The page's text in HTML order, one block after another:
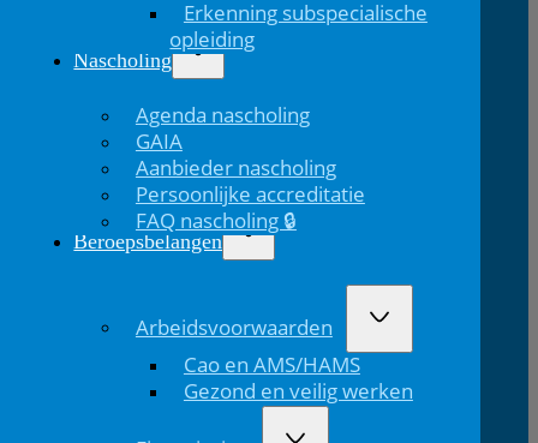
Erkenning subspecialische
opleiding
Nascholing
Agenda nascholing
GAIA
Aanbieder nascholing
Persoonlijke accreditatie
FAQ nascholing 🔒
Beroepsbelangen
Arbeidsvoorwaarden
Cao en AMS/HAMS
Gezond en veilig werken
nvk@nvk.nl
T: 088 - 282 33
06
Bereikbaar: 8.30 - 17.00 uur
Mercatorlaan
1200
3528 BL
Utrecht
Volg ons
Volg ons via Linkedin
Volg ons via Instagram
Patiëntinformatie